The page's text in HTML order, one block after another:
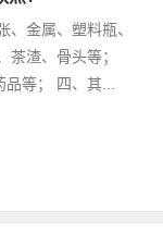
金属、塑料瓶、
渣、骨头等；
等； 四、其...